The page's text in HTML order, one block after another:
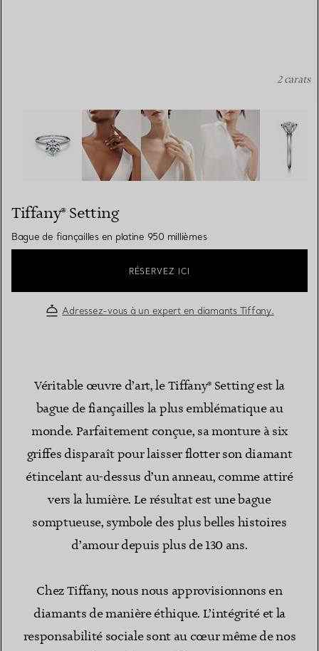
Tiffany® Setting: Bague de fiançailles en platine 950
2 carats
Tiffany® Setting
Bague de fiançailles en platine 950 millièmes
RÉSERVEZ ICI
Adressez-vous à un expert en diamants Tiffany.
Véritable œuvre d’art, le Tiffany® Setting est la
bague de fiançailles la plus emblématique au
monde. Parfaitement conçue, sa monture à six
griffes disparaît pour laisser flotter son diamant
étincelant au-dessus d’un anneau, comme attiré
vers la lumière. Le résultat est une bague
somptueuse, symbole des plus belles histoires
d’amour depuis plus de 130 ans.
Chez Tiffany, nous nous approvisionnons en
diamants de manière éthique. L’intégrité et la
responsabilité sociale sont au cœur même de nos